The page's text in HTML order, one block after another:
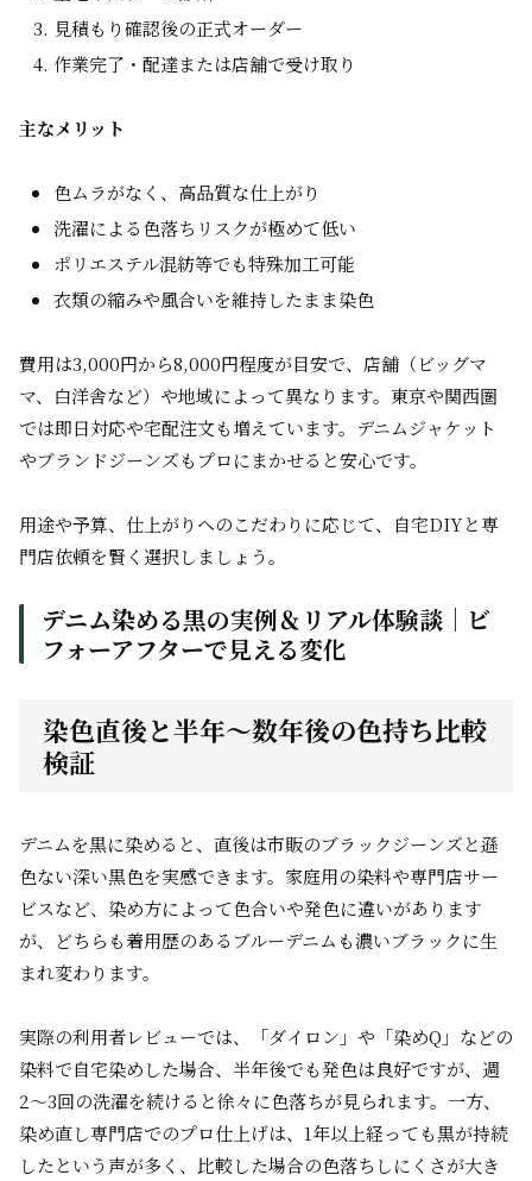
見積もり確認後の正式オーダー
作業完了・配達または店舗で受け取り
主なメリット
色ムラがなく、高品質な仕上がり
洗濯による色落ちリスクが極めて低い
ポリエステル混紡等でも特殊加工可能
衣類の縮みや風合いを維持したまま染色
費用は3,000円から8,000円程度が目安で、店舗（ビッグマ
マ、白洋舎など）や地域によって異なります。東京や関西圏
では即日対応や宅配注文も増えています。デニムジャケット
やブランドジーンズもプロにまかせると安心です。
用途や予算、仕上がりへのこだわりに応じて、自宅DIYと専
門店依頼を賢く選択しましょう。
デニム染める黒の実例＆リアル体験談｜ビ
フォーアフターで見える変化
染色直後と半年〜数年後の色持ち比較
検証
デニムを黒に染めると、直後は市販のブラックジーンズと遜
色ない深い黒色を実感できます。家庭用の染料や専門店サー
ビスなど、染め方によって色合いや発色に違いがあります
が、どちらも着用歴のあるブルーデニムも濃いブラックに生
まれ変わります。
実際の利用者レビューでは、「ダイロン」や「染めQ」などの
染料で自宅染めした場合、半年後でも発色は良好ですが、週
2〜3回の洗濯を続けると徐々に色落ちが見られます。一方、
染め直し専門店でのプロ仕上げは、1年以上経っても黒が持続
したという声が多く、比較した場合の色落ちしにくさが大き